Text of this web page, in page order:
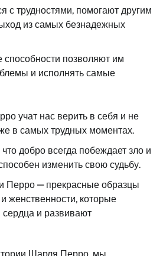
с трудностями, помогают другим
из самых безнадежных
позволяют им
и исполнять самые
учат нас верить в себя и не
в самых трудных моментах.
добро всегда побеждает зло и
изменить свою судьбу.
Перро — прекрасные образцы
женственности, которые
и развивают
Шарля Перро, мы